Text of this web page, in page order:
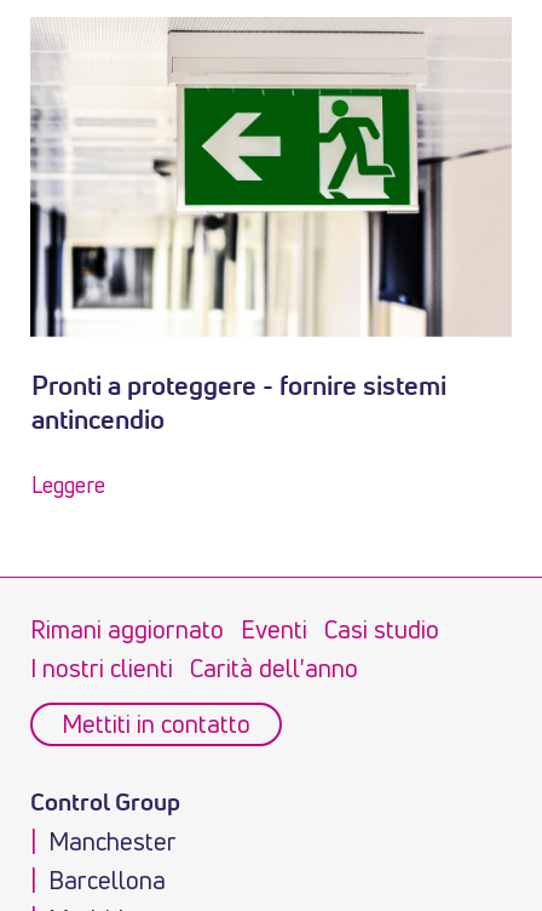
Pronti a proteggere - fornire sistemi
antincendio
Leggere
Rimani aggiornato Eventi Casi studio
I nostri clienti Carità dell'anno
Mettiti in contatto
Control Group
Manchester
Barcellona